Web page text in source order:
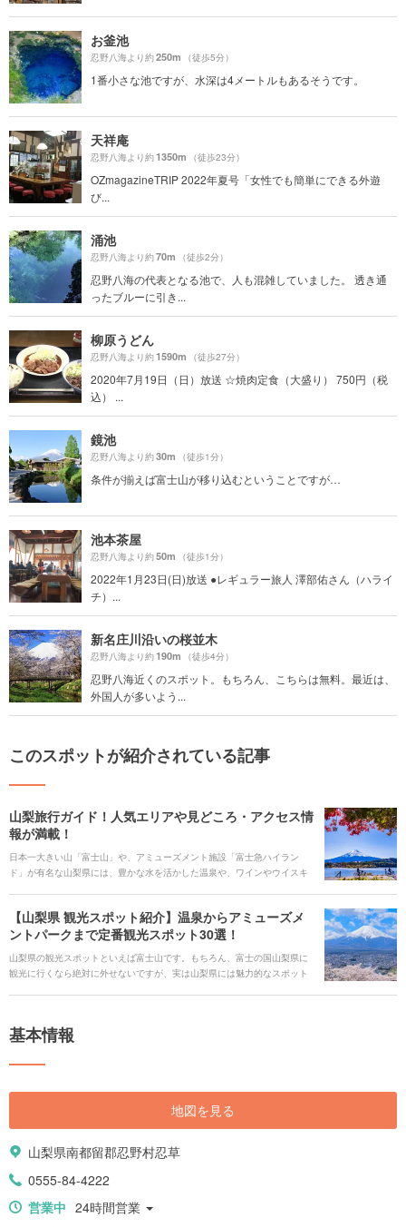
お釜池
忍野八海より約250m （徒歩5分）
1番小さな池ですが、水深は4メートルもあるそうです。
天祥庵
忍野八海より約1350m （徒歩23分）
OZmagazineTRIP 2022年夏号「女性でも簡単にできる外遊
び...
涌池
忍野八海より約70m （徒歩2分）
忍野八海の代表となる池で、人も混雑していました。 透き通
ったブルーに引き...
柳原うどん
忍野八海より約1590m （徒歩27分）
2020年7月19日（日）放送 ☆焼肉定食（大盛り） 750円（税
込） ...
鏡池
忍野八海より約30m （徒歩1分）
条件が揃えば富士山が移り込むということですが…
池本茶屋
忍野八海より約50m （徒歩1分）
2022年1月23日(日)放送 ●レギュラー旅人 澤部佑さん（ハライ
チ）...
新名庄川沿いの桜並木
忍野八海より約190m （徒歩4分）
忍野八海近くのスポット。もちろん、こちらは無料。最近は、
外国人が多いよう...
このスポットが紹介されている記事
山梨旅行ガイド！人気エリアや見どころ・アクセス情
報が満載！
日本一大きい山「富士山」や、アミューズメント施設「富士急ハイラン
ド」が有名な山梨県には、豊かな水を活かした温泉や、ワインやウイスキ
に役立つ、見どころや観光スポット、ご当地グルメ、アクセス、宿泊施
設、イベント、お得なチケットなどを一挙にご紹介します！
【山梨県 観光スポット紹介】温泉からアミューズメ
ントパークまで定番観光スポット30選！
山梨県の観光スポットといえば富士山です。もちろん、富士の国山梨県に
観光に行くなら絶対に外せないですが、実は山梨県には魅力的なスポット
武田信玄の治めた土地でもあるんです。 また、ほうとうや信玄餅、山梨の
る都道府県でもあります。 そんな山梨県の定番観光スポットやグルメな
基本情報
地図を見る
山梨県南都留郡忍野村忍草
0555-84-4222
営業中 24時間営業